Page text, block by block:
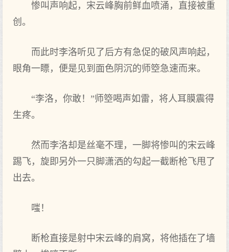
惨叫声响起，宋云峰胸前鲜血喷涌，直接被重
创。
而此时李洛听见了后方有急促的破风声响起，
眼角一瞟，便是见到面色阴沉的师箜急速而来。
“李洛，你敢！”师箜喝声如雷，将人耳膜震得
生疼。
然而李洛却是丝毫不理，一脚将惨叫的宋云峰
踢飞，旋即另外一只脚潇洒的勾起一截断枪飞甩了
出去。
嗤！
断枪直接是射中宋云峰的肩窝，将他插在了墙